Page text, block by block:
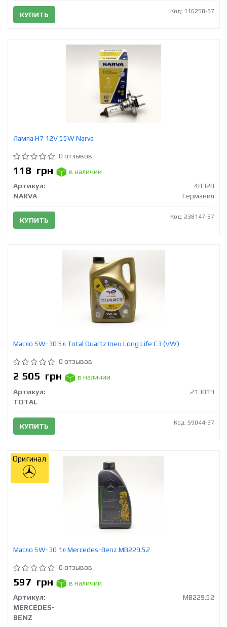
КУПИТЬ Код: 116258-37
Лампа H7 12V 55W Narva
0 отзывов
118 грн
в наличии
Артикул:
48328
NARVA
Германия
КУПИТЬ Код: 238147-37
Масло 5W-30 5л Total Quartz Ineo Long Life C3 (VW)
0 отзывов
2 505 грн
в наличии
Артикул:
213819
TOTAL
КУПИТЬ Код: 59044-37
Масло 5W-30 1л Mercedes-Benz MB229.52
0 отзывов
597 грн
в наличии
Артикул:
MB229.52
MERCEDES-
BENZ
Оригинал